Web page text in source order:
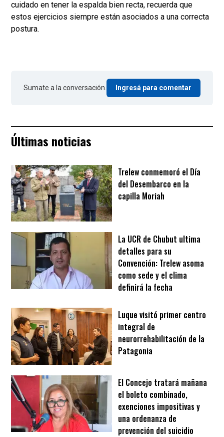
cuidado en tener la espalda bien recta, recuerda que
estos ejercicios siempre están asociados a una correcta
postura.
Sumate a la conversación. Ingresá para comentar
Últimas noticias
Trelew conmemoró el Día
del Desembarco en la
capilla Moriah
La UCR de Chubut ultima
detalles para su
Convención: Trelew asoma
como sede y el clima
definirá la fecha
Luque visitó primer centro
integral de
neurorrehabilitación de la
Patagonia
El Concejo tratará mañana
el boleto combinado,
exenciones impositivas y
una ordenanza de
prevención del suicidio